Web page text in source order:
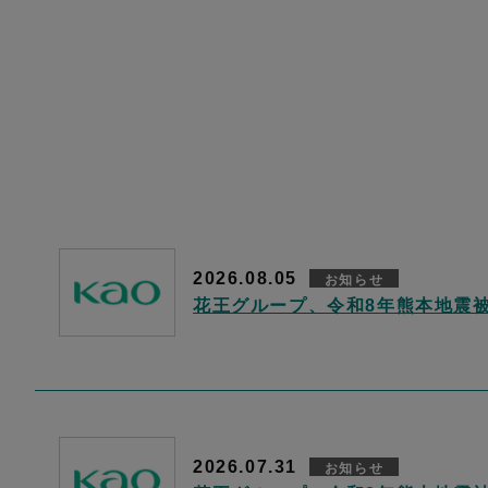
2026.08.05 お知らせ
花王グループ、令和8年熊本地震
2026.07.31 お知らせ